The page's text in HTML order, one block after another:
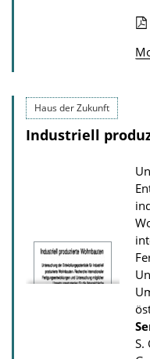
l
o
u
i
a
t
i
o
n
D
o
w
n
Haus der Zukunft
Industriell
S.